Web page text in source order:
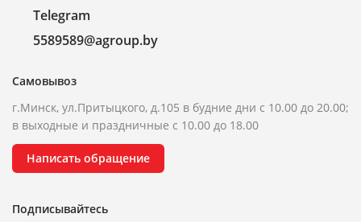
Telegram
5589589@agroup.by
Самовывоз
г.Минск, ул.Притыцкого, д.105 в будние дни с 10.00 до 20.00;
в выходные и праздничные с 10.00 до 18.00
Написать обращение
Подписывайтесь